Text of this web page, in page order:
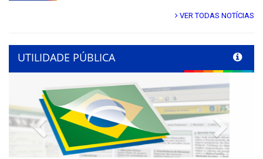
VER TODAS NOTÍCIAS
UTILIDADE PÚBLICA
Previous